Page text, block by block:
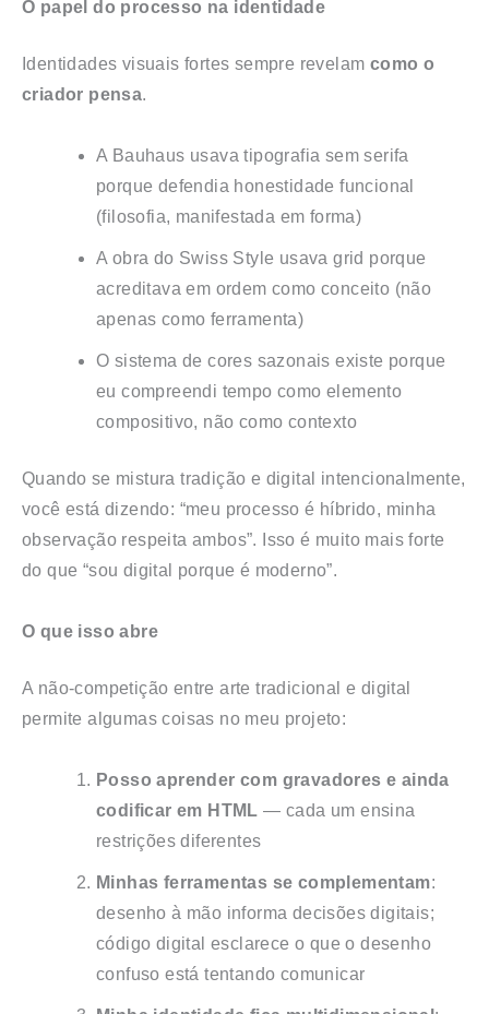
O papel do processo na identidade
Identidades visuais fortes sempre revelam como o
criador pensa.
A Bauhaus usava tipografia sem serifa
porque defendia honestidade funcional
(filosofia, manifestada em forma)
A obra do Swiss Style usava grid porque
acreditava em ordem como conceito (não
apenas como ferramenta)
O sistema de cores sazonais existe porque
eu compreendi tempo como elemento
compositivo, não como contexto
Quando se mistura tradição e digital intencionalmente,
você está dizendo: “meu processo é híbrido, minha
observação respeita ambos”. Isso é muito mais forte
do que “sou digital porque é moderno”.
O que isso abre
A não-competição entre arte tradicional e digital
permite algumas coisas no meu projeto:
Posso aprender com gravadores e ainda
codificar em HTML — cada um ensina
restrições diferentes
Minhas ferramentas se complementam:
desenho à mão informa decisões digitais;
código digital esclarece o que o desenho
confuso está tentando comunicar